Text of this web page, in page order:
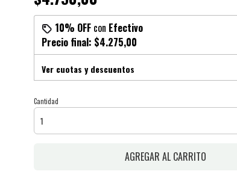
10% OFFcon Efectivo
Precio final: $4.275,00
Ver cuotas y descuentos
Cantidad
AGREGAR AL CARRITO